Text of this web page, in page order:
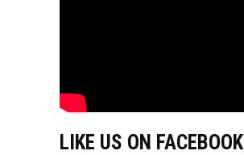
LIKE US ON FACEBOOK